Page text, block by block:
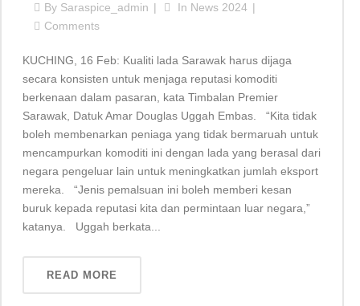
By Saraspice_admin In News 2024
Comments
KUCHING, 16 Feb: Kualiti lada Sarawak harus dijaga
secara konsisten untuk menjaga reputasi komoditi
berkenaan dalam pasaran, kata Timbalan Premier
Sarawak, Datuk Amar Douglas Uggah Embas. “Kita tidak
boleh membenarkan peniaga yang tidak bermaruah untuk
mencampurkan komoditi ini dengan lada yang berasal dari
negara pengeluar lain untuk meningkatkan jumlah eksport
mereka. “Jenis pemalsuan ini boleh memberi kesan
buruk kepada reputasi kita dan permintaan luar negara,”
katanya. Uggah berkata...
READ MORE